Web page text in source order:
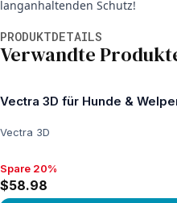
langanhaltenden Schutz!
PRODUKTDETAILS
Verwandte
Vectra 3D für Hunde &
Vectra 3D
Spare 20%, $58.98
Spare 20%
$58.98